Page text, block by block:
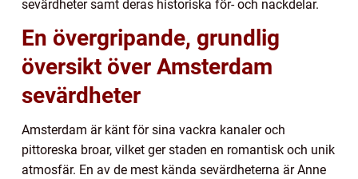
sevärdheter samt deras historiska för- och nackdelar.
En övergripande, grundlig
översikt över Amsterdam
sevärdheter
Amsterdam är känt för sina vackra kanaler och
pittoreska broar, vilket ger staden en romantisk och unik
atmosfär. En av de mest kända sevärdheterna är Anne